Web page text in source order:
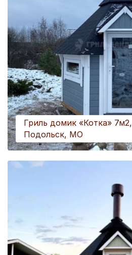
Гриль домик «Котка» 7м2,
Подольск, МО